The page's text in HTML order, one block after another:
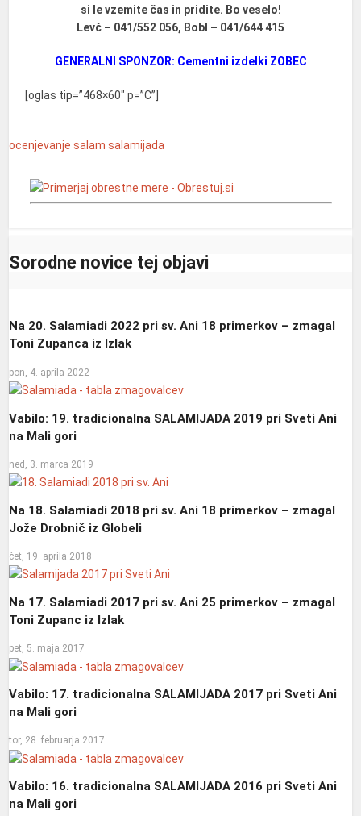
si le vzemite čas in pridite. Bo veselo!
Levč – 041/552 056, Bobl – 041/644 415
GENERALNI SPONZOR: Cementni izdelki ZOBEC
[oglas tip=”468×60″ p=”C”]
ocenjevanje salam salamijada
Sorodne novice tej objavi
Na 20. Salamiadi 2022 pri sv. Ani 18 primerkov – zmagal
Toni Zupanca iz Izlak
pon, 4. aprila 2022
Vabilo: 19. tradicionalna SALAMIJADA 2019 pri Sveti Ani
na Mali gori
ned, 3. marca 2019
Na 18. Salamiadi 2018 pri sv. Ani 18 primerkov – zmagal
Jože Drobnič iz Globeli
čet, 19. aprila 2018
Na 17. Salamiadi 2017 pri sv. Ani 25 primerkov – zmagal
Toni Zupanc iz Izlak
pet, 5. maja 2017
Vabilo: 17. tradicionalna SALAMIJADA 2017 pri Sveti Ani
na Mali gori
tor, 28. februarja 2017
Vabilo: 16. tradicionalna SALAMIJADA 2016 pri Sveti Ani
na Mali gori